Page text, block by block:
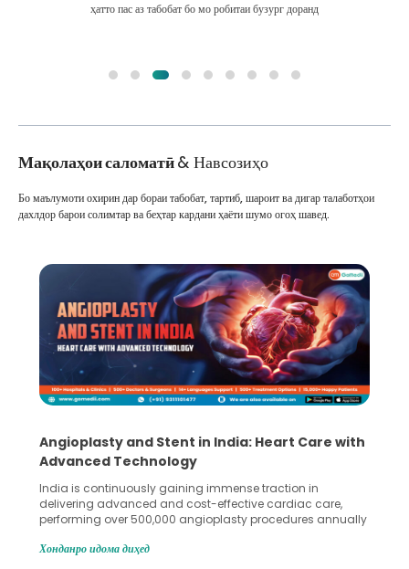
ҳатто пас аз табобат бо мо робитаи бузург доранд
Мақолаҳои саломатӣ& Навсозиҳо
Бо маълумоти охирин дар бораи табобат, тартиб, шароит ва дигар талаботҳои
дахлдор барои солимтар ва беҳтар кардани ҳаёти шумо огоҳ шавед.
Angioplasty and Stent in India: Heart Care with
Advanced Technology
India is continuously gaining immense traction in
delivering advanced and cost-effective cardiac care,
performing over 500,000 angioplasty procedures annually
globe are searching for treatments like angioplasty and
Хонданро идома диҳед